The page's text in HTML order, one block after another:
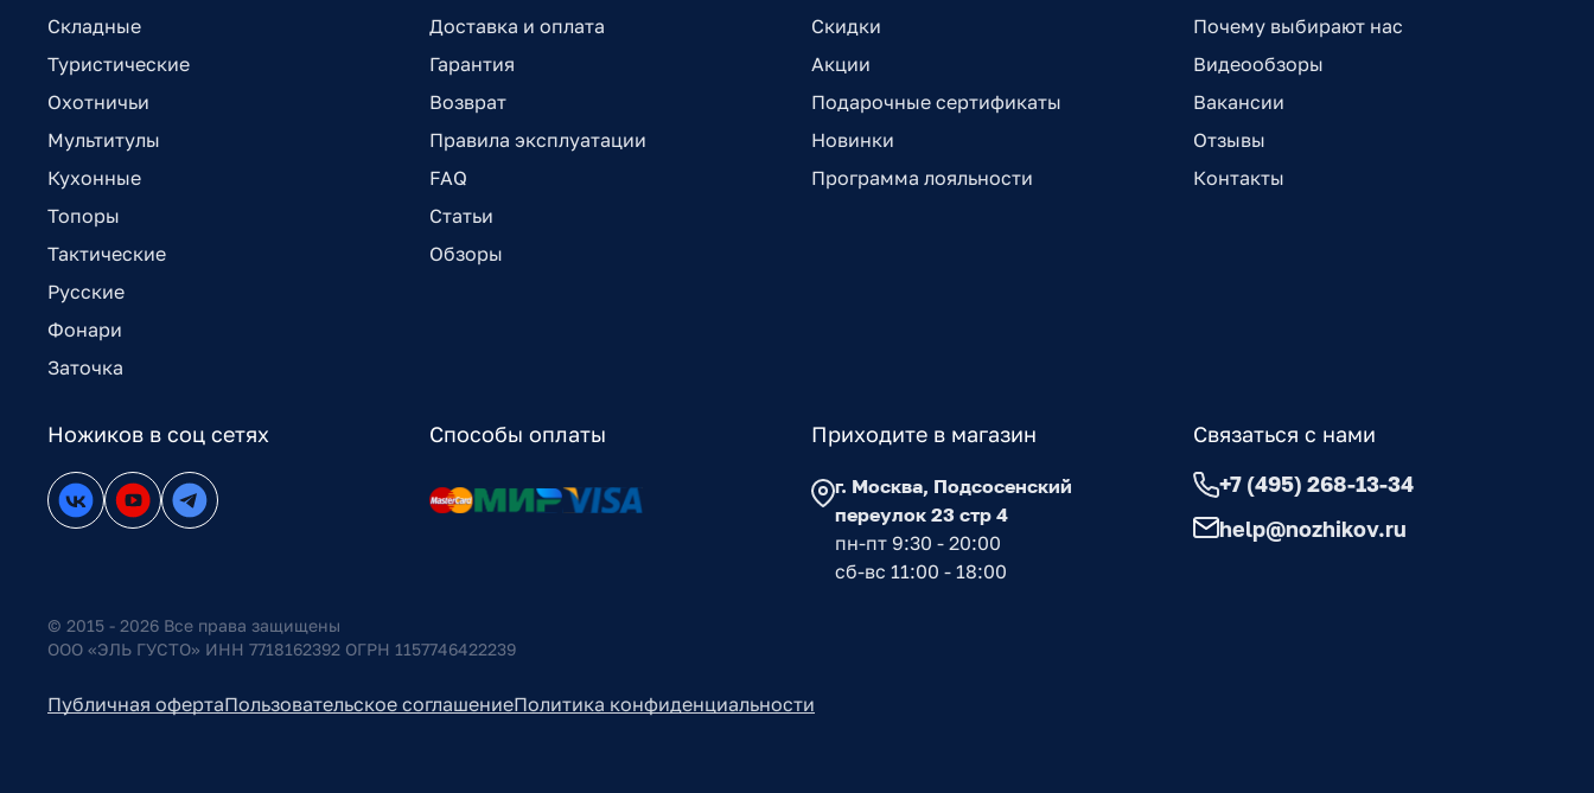
Складные
Туристические
Охотничьи
Мультитулы
Кухонные
Топоры
Тактические
Русские
Фонари
Заточка
Доставка и оплата
Гарантия
Возврат
Правила эксплуатации
FAQ
Статьи
Обзоры
Скидки
Акции
Подарочные сертификаты
Новинки
Программа лояльности
Почему выбирают нас
Видеообзоры
Вакансии
Отзывы
Контакты
Ножиков в соц сетях Способы оплаты Приходите в магазин
г. Москва, Подсосенский
переулок 23 стр 4
пн-пт 9:30 - 20:00
сб-вс 11:00 - 18:00
Связаться с нами
+7 (495) 268-13-34
help@nozhikov.ru
© 2015 - 2026 Все права защищены
ООО «ЭЛЬ ГУСТО» ИНН 7718162392 ОГРН 1157746422239
Публичная офертаПользовательское соглашениеПолитика конфиденциальности